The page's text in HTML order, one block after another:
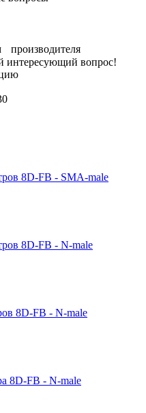
производителя
интересующий вопрос!
8D-FB - SMA-male
8D-FB - N-male
8D-FB - N-male
8D-FB - N-male